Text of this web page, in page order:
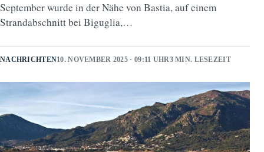
September wurde in der Nähe von Bastia, auf einem
Strandabschnitt bei Biguglia,…
NACHRICHTEN10. NOVEMBER 2025 · 09:11 UHR3 MIN. LESEZEIT